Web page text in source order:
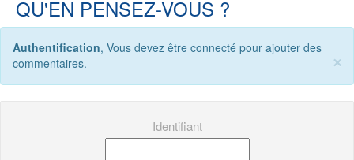
QU'EN PENSEZ-VOUS ?
Authentification, Vous devez être connecté pour ajouter des
commentaires.
×
Identifiant